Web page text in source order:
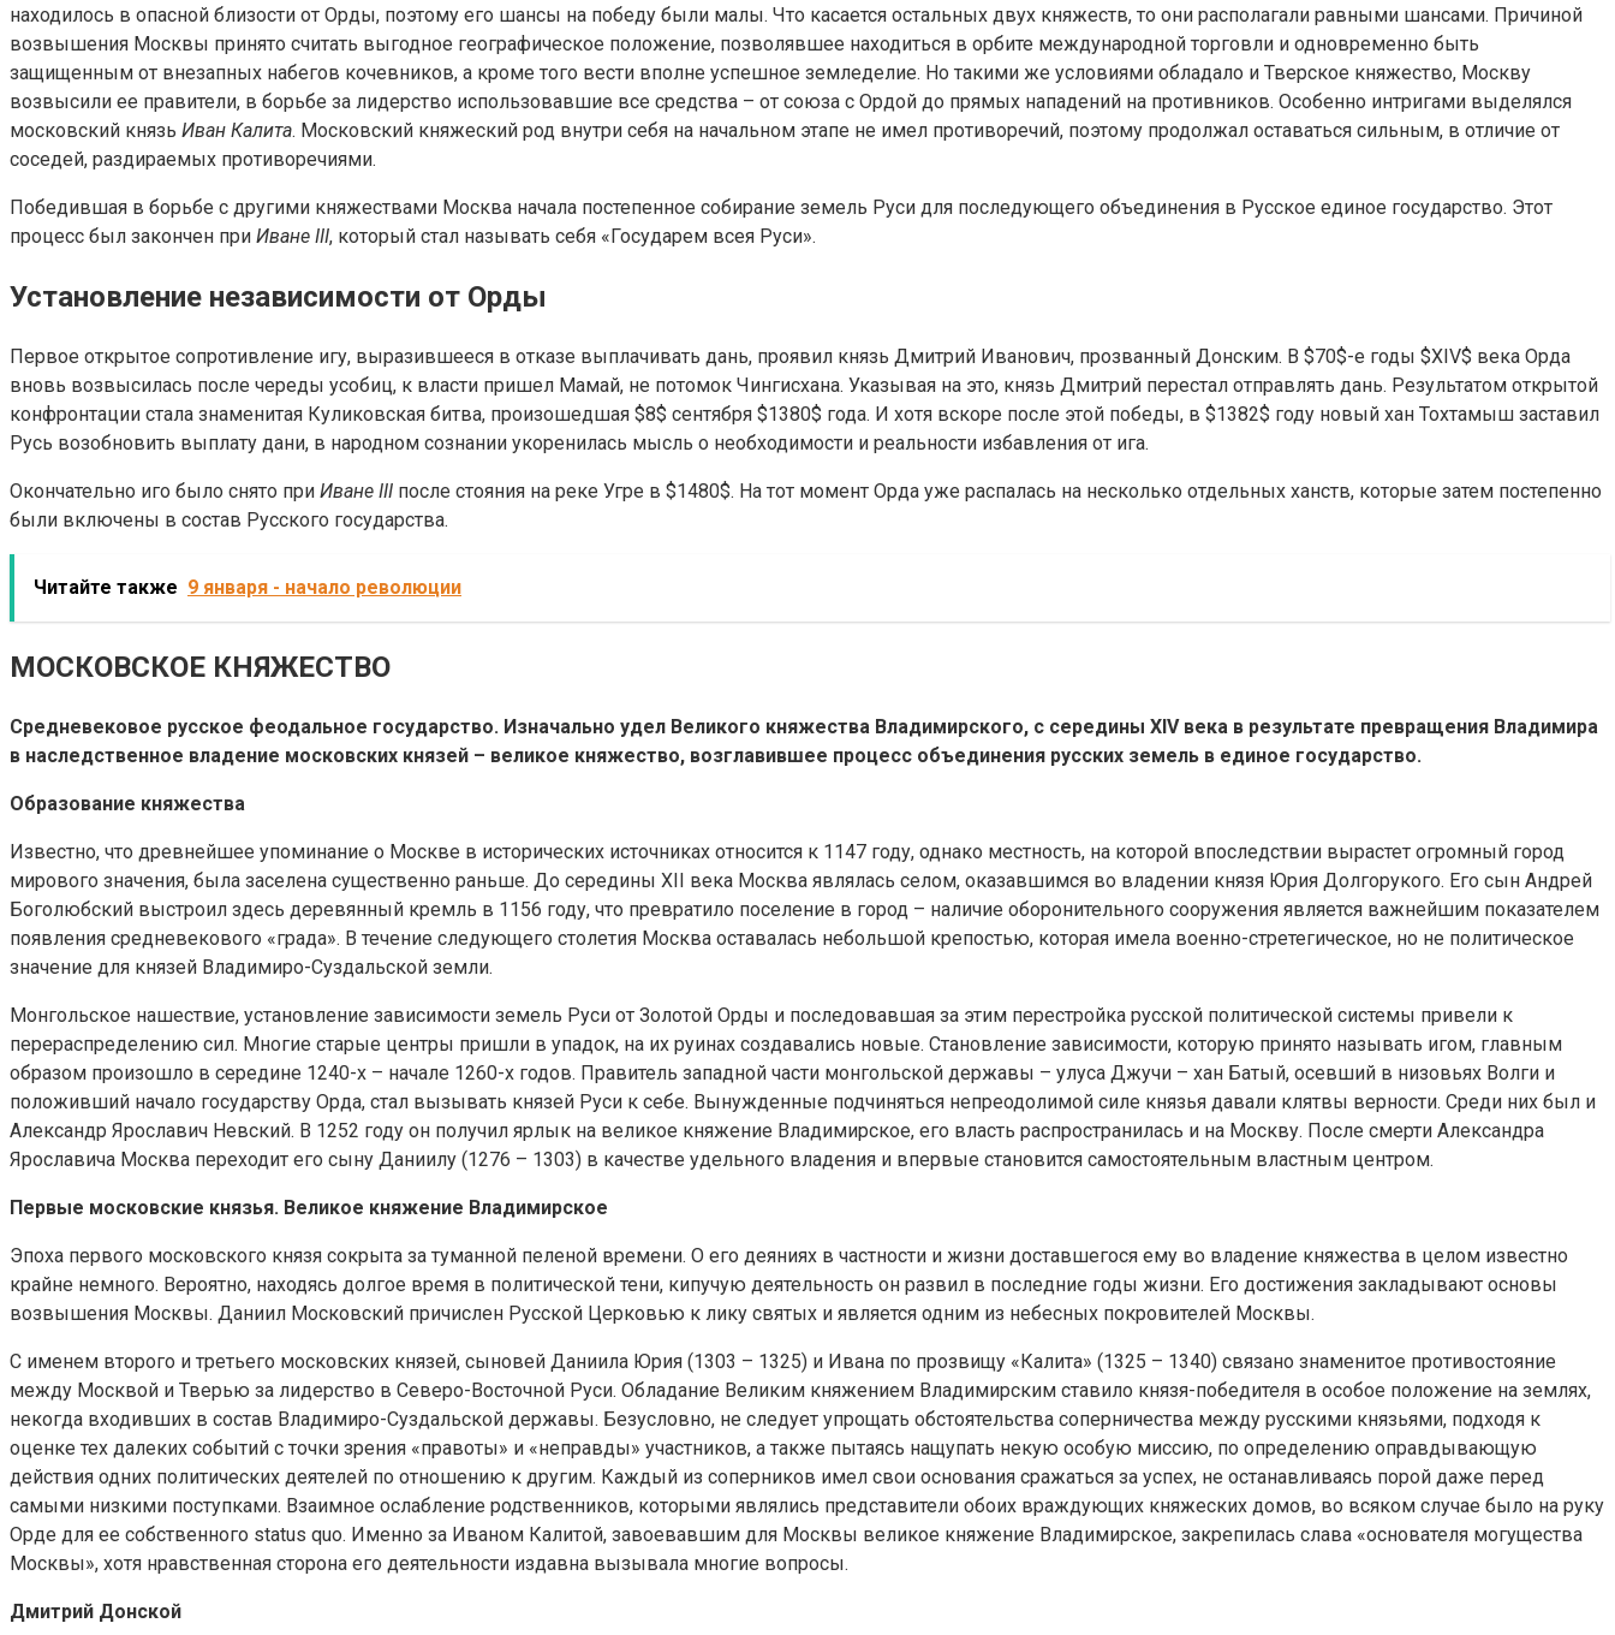
находилось в опасной близости от Орды, поэтому его шансы на победу были малы. Что касается остальных двух княжеств, то они располагали равными шансами. Причиной
возвышения Москвы принято считать выгодное географическое положение, позволявшее находиться в орбите международной торговли и одновременно быть
защищенным от внезапных набегов кочевников, а кроме того вести вполне успешное земледелие. Но такими же условиями обладало и Тверское княжество, Москву
возвысили ее правители, в борьбе за лидерство использовавшие все средства – от союза с Ордой до прямых нападений на противников. Особенно интригами выделялся
московский князь Иван Калита. Московский княжеский род внутри себя на начальном этапе не имел противоречий, поэтому продолжал оставаться сильным, в отличие от
соседей, раздираемых противоречиями.
Победившая в борьбе с другими княжествами Москва начала постепенное собирание земель Руси для последующего объединения в Русское единое государство. Этот
процесс был закончен при Иване III, который стал называть себя «Государем всея Руси».
Установление независимости от Орды
Первое открытое сопротивление игу, выразившееся в отказе выплачивать дань, проявил князь Дмитрий Иванович, прозванный Донским. В $70$-е годы $XIV$ века Орда
вновь возвысилась после череды усобиц, к власти пришел Мамай, не потомок Чингисхана. Указывая на это, князь Дмитрий перестал отправлять дань. Результатом открытой
конфронтации стала знаменитая Куликовская битва, произошедшая $8$ сентября $1380$ года. И хотя вскоре после этой победы, в $1382$ году новый хан Тохтамыш заставил
Русь возобновить выплату дани, в народном сознании укоренилась мысль о необходимости и реальности избавления от ига.
Окончательно иго было снято при Иване III после стояния на реке Угре в $1480$. На тот момент Орда уже распалась на несколько отдельных ханств, которые затем постепенно
были включены в состав Русского государства.
Читайте также 9 января - начало революции
МОСКОВСКОЕ КНЯЖЕСТВО
Средневековое русское феодальное государство. Изначально удел Великого княжества Владимирского, с середины XIV века в результате превращения Владимира
в наследственное владение московских князей – великое княжество, возглавившее процесс объединения русских земель в единое государство.
Образование княжества
Известно, что древнейшее упоминание о Москве в исторических источниках относится к 1147 году, однако местность, на которой впоследствии вырастет огромный город
мирового значения, была заселена существенно раньше. До середины XII века Москва являлась селом, оказавшимся во владении князя Юрия Долгорукого. Его сын Андрей
Боголюбский выстроил здесь деревянный кремль в 1156 году, что превратило поселение в город – наличие оборонительного сооружения является важнейшим показателем
появления средневекового «града». В течение следующего столетия Москва оставалась небольшой крепостью, которая имела военно-стретегическое, но не политическое
значение для князей Владимиро-Суздальской земли.
Монгольское нашествие, установление зависимости земель Руси от Золотой Орды и последовавшая за этим перестройка русской политической системы привели к
перераспределению сил. Многие старые центры пришли в упадок, на их руинах создавались новые. Становление зависимости, которую принято называть игом, главным
образом произошло в середине 1240-х – начале 1260-х годов. Правитель западной части монгольской державы – улуса Джучи – хан Батый, осевший в низовьях Волги и
положивший начало государству Орда, стал вызывать князей Руси к себе. Вынужденные подчиняться непреодолимой силе князья давали клятвы верности. Среди них был и
Александр Ярославич Невский. В 1252 году он получил ярлык на великое княжение Владимирское, его власть распространилась и на Москву. После смерти Александра
Ярославича Москва переходит его сыну Даниилу (1276 – 1303) в качестве удельного владения и впервые становится самостоятельным властным центром.
Первые московские князья. Великое княжение Владимирское
Эпоха первого московского князя сокрыта за туманной пеленой времени. О его деяниях в частности и жизни доставшегося ему во владение княжества в целом известно
крайне немного. Вероятно, находясь долгое время в политической тени, кипучую деятельность он развил в последние годы жизни. Его достижения закладывают основы
возвышения Москвы. Даниил Московский причислен Русской Церковью к лику святых и является одним из небесных покровителей Москвы.
С именем второго и третьего московских князей, сыновей Даниила Юрия (1303 – 1325) и Ивана по прозвищу «Калита» (1325 – 1340) связано знаменитое противостояние
между Москвой и Тверью за лидерство в Северо-Восточной Руси. Обладание Великим княжением Владимирским ставило князя-победителя в особое положение на землях,
некогда входивших в состав Владимиро-Суздальской державы. Безусловно, не следует упрощать обстоятельства соперничества между русскими князьями, подходя к
оценке тех далеких событий с точки зрения «правоты» и «неправды» участников, а также пытаясь нащупать некую особую миссию, по определению оправдывающую
действия одних политических деятелей по отношению к другим. Каждый из соперников имел свои основания сражаться за успех, не останавливаясь порой даже перед
самыми низкими поступками. Взаимное ослабление родственников, которыми являлись представители обоих враждующих княжеских домов, во всяком случае было на руку
Орде для ее собственного status quo. Именно за Иваном Калитой, завоевавшим для Москвы великое княжение Владимирское, закрепилась слава «основателя могущества
Москвы», хотя нравственная сторона его деятельности издавна вызывала многие вопросы.
Дмитрий Донской